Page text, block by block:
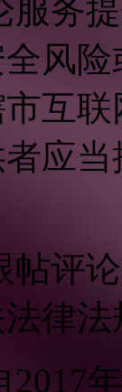
服务
风
互
应
帖评
律